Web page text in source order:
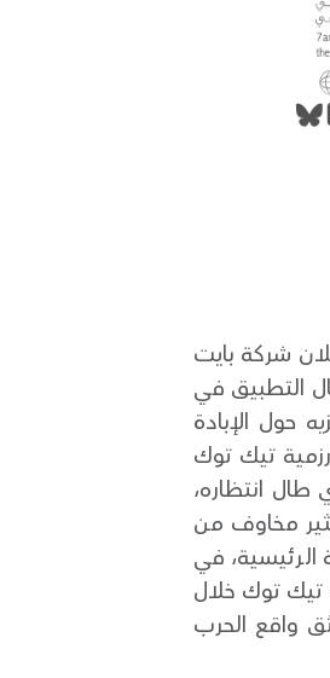
شركة بايت
التطبيق في
حول الإبادة
تيك توك
طال انتظاره،
مخاوف من
في
تيك توك خلال
واقع الحرب